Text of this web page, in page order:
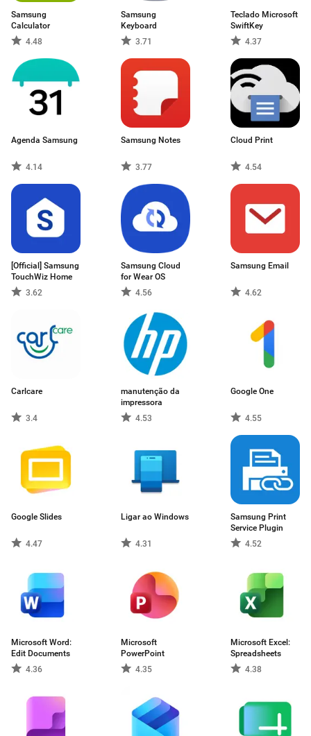
Samsung
Calculator
4.48
Samsung
Keyboard
3.71
Teclado Microsoft
SwiftKey
4.37
Agenda Samsung
4.14
Samsung Notes
3.77
Cloud Print
4.54
[Official] Samsung
TouchWiz Home
3.62
Samsung Cloud
for Wear OS
4.56
Samsung Email
4.62
Carlcare
3.4
manutenção da
impressora
4.53
Google One
4.55
Google Slides
4.47
Ligar ao Windows
4.31
Samsung Print
Service Plugin
4.52
Microsoft Word:
Edit Documents
4.36
Microsoft
PowerPoint
4.35
Microsoft Excel:
Spreadsheets
4.38